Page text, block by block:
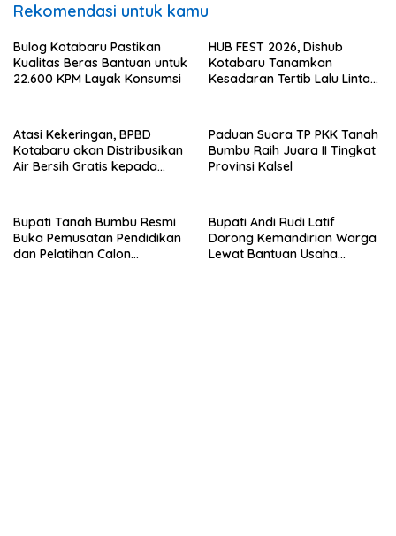
Rekomendasi untuk kamu
Bulog Kotabaru Pastikan
Kualitas Beras Bantuan untuk
22.600 KPM Layak Konsumsi
HUB FEST 2026, Dishub
Kotabaru Tanamkan
Kesadaran Tertib Lalu Lintas
Atasi Kekeringan, BPBD
Kotabaru akan Distribusikan
Air Bersih Gratis kepada
Paduan Suara TP PKK Tanah
Bumbu Raih Juara II Tingkat
Provinsi Kalsel
Bupati Tanah Bumbu Resmi
Buka Pemusatan Pendidikan
dan Pelatihan Calon
Bupati Andi Rudi Latif
Dorong Kemandirian Warga
Lewat Bantuan Usaha